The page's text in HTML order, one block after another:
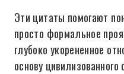
Эти цитаты помогают
просто формальное
глубоко укорененное
основу